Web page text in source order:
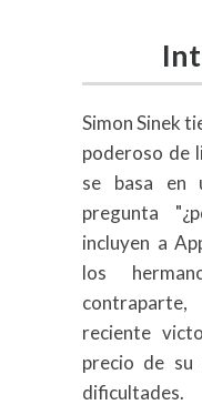
Simon Sinek
poderoso de
se basa en
pregunta
incluyen a
los
reciente
precio de su
dificultades.